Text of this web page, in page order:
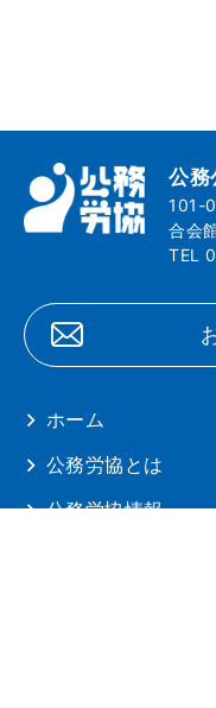
公務
101-
合会
TEL
ホーム
公務労協とは
公務労協情報